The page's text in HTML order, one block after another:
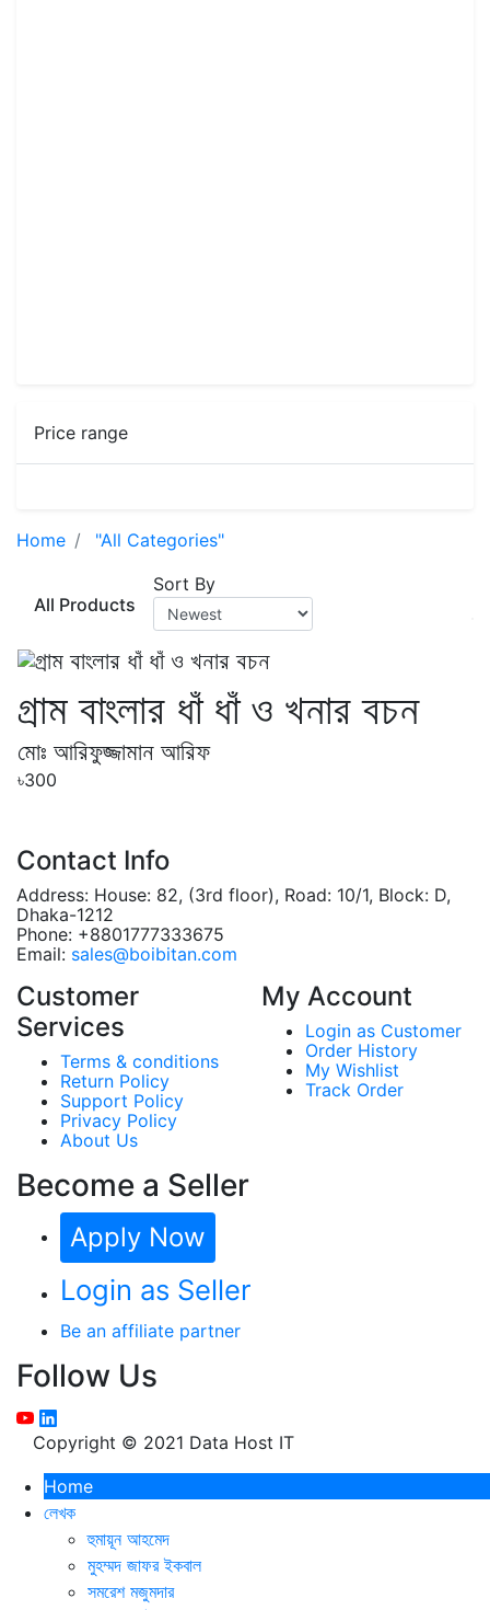
Price range
Home "All Categories"
All Products
Sort By
গ্রাম বাংলার ধাঁ ধাঁ ও খনার বচন
মোঃ আরিফুজ্জামান আরিফ
৳300
Contact Info
Address: House: 82, (3rd floor), Road: 10/1, Block: D,
Dhaka-1212
Phone: +8801777333675
Email: sales@boibitan.com
Customer
Services
Terms & conditions
Return Policy
Support Policy
Privacy Policy
About Us
My Account
Login as Customer
Order History
My Wishlist
Track Order
Become a Seller
Apply Now
Login as Seller
Be an affiliate partner
Follow Us
Copyright © 2021 Data Host IT
Home
লেখক
হুমায়ূন আহমেদ
মুহম্মদ জাফর ইকবাল
সমরেশ মজুমদার